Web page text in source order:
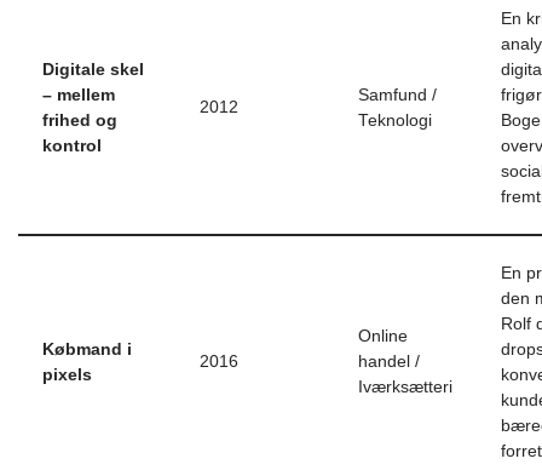
Digitale skel
– mellem
frihed og
kontrol
2012
Samfund /
Teknologi
En
Købmand i
pixels
2016
Online
handel /
Iværksætteri
En
den
Rolf